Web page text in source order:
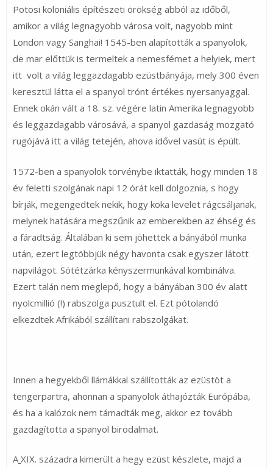
Potosi koloniális építészeti örökség abból az időből,
amikor a világ legnagyobb városa volt, nagyobb mint
London vagy Sanghai! 1545-ben alapították a spanyolok,
de mar előttük is termeltek a nemesfémet a helyiek, mert
itt volt a világ leggazdagabb ezüstbányája, mely 300 éven
keresztül látta el a spanyol trónt értékes nyersanyaggal.
Ennek okán vált a 18. sz. végére latin Amerika legnagyobb
és leggazdagabb városává, a spanyol gazdaság mozgató
rugójává itt a világ tetején, ahova idővel vasút is épült.
1572-ben a spanyolok törvénybe iktatták, hogy minden 18
év feletti szolgának napi 12 órát kell dolgoznia, s hogy
bírják, megengedtek nekik, hogy koka levelet rágcsáljanak,
melynek hatására megszűnik az emberekben az éhség és
a fáradtság. Általában ki sem jöhettek a bányából munka
után, ezert legtöbbjük négy havonta csak egyszer látott
napvilágot. Sötétzárka kényszermunkával kombinálva.
Ezert talán nem meglepő, hogy a bányában 300 év alatt
nyolcmillió (!) rabszolga pusztult el. Ezt pótolandó
elkezdtek Afrikából szállítani rabszolgákat.
Innen a hegyekből llámákkal szállították az ezüstöt a
tengerpartra, ahonnan a spanyolok áthajózták Európába,
és ha a kalózok nem támadták meg, akkor ez tovább
gazdagította a spanyol birodalmat.
A XIX. századra kimerült a hegy ezüst készlete, majd a